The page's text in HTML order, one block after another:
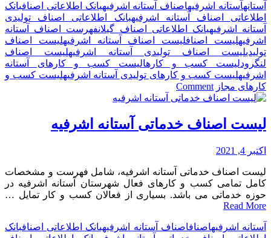
آستانهآستانه اشرفیهاصناف آستانه اشرفیهبانک اطلاعاتی اصنافبانک
اطلاعاتی اصناف آستانه اشرفیهبانک اطلاعاتی اصناف تولیدی
آستانه اشرفیهبانک اطلاعاتی اصناف گیلانفهرست اصناف آستانه
اشرفیهلیست اصنافلیست اصناف آستانه اشرفیهلیست اصناف
تولیدیلیست اصناف تولیدی آستانه اشرفیهلیست اصناف
لنگرودلیست کسب و کارهالیست کسب و کارهای آستانه
اشرفیهلیست کسب و کارهای تولیدی آستانه اشرفیهلیست کسب و
کارهای مجاز Comment
on
لیست
تولیدی
آستانه
لیست اصناف خدماتی آستانه اشرفیه
اکتبر 4, 2021
لیست اصناف خدماتی آستانه اشرفیه، شامل فهرست و مشخصات
کامل تمامی کسب و کارهای فعال شهرستان آستانه اشرفیه در
حوزه خدماتی می باشد. بسیاری از فعالان کسب و کار تمایل …
Read More
آستانه اشرفیهاصنافاصناف آستانه اشرفیهبانک اطلاعاتی اصنافبانک